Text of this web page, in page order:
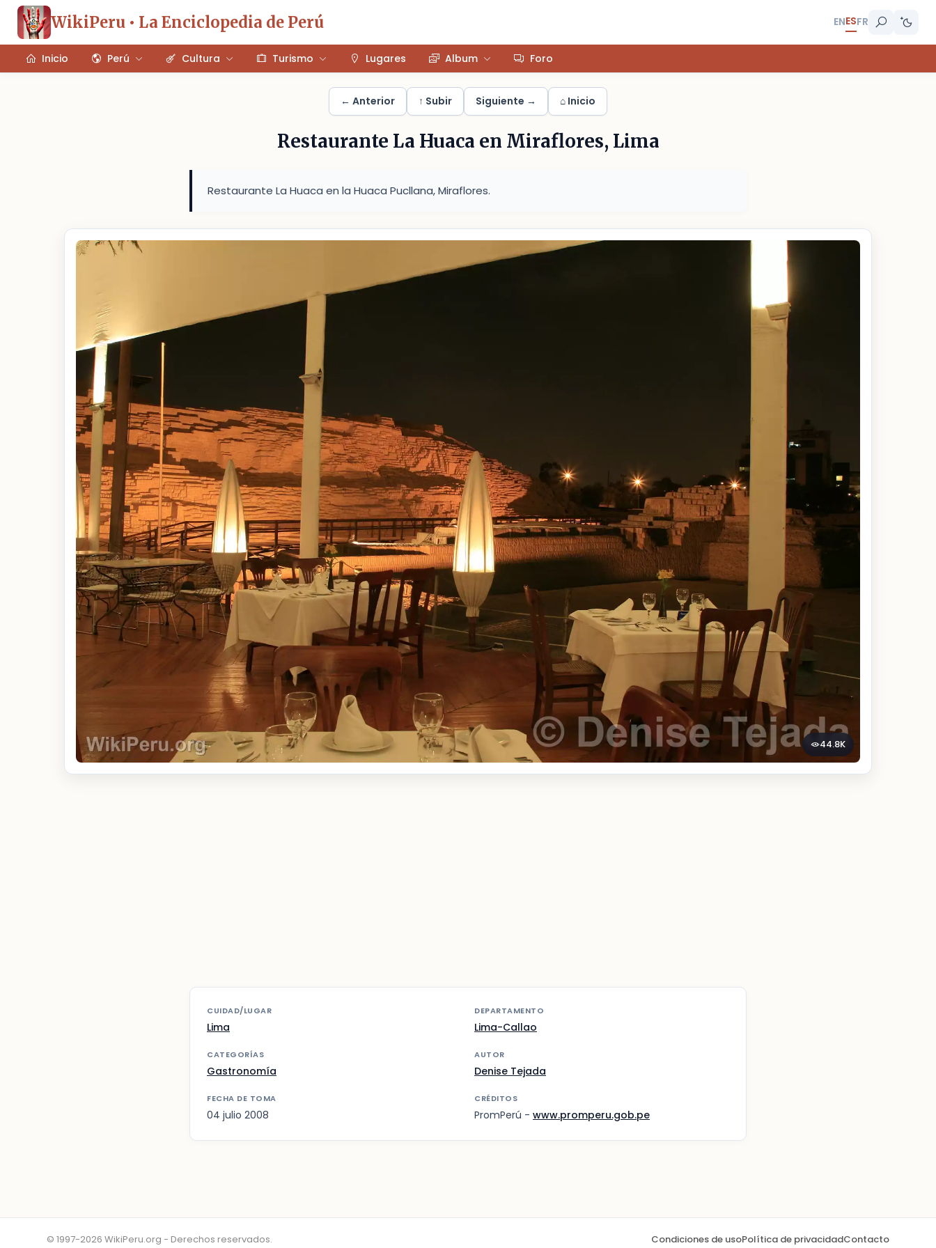
WikiPeru • La Enciclopedia de Perú ENESFR
Inicio Perú Cultura Turismo Lugares Album Foro
← Anterior ↑ Subir Siguiente → ⌂ Inicio
Restaurante La Huaca en Miraflores, Lima
Restaurante La Huaca en la Huaca Pucllana, Miraflores.
44.8K
CUIDAD/LUGAR
Lima
DEPARTAMENTO
Lima-Callao
CATEGORÍAS
Gastronomía
AUTOR
Denise Tejada
FECHA DE TOMA
04 julio 2008
CRÉDITOS
PromPerú - www.promperu.gob.pe
© 1997-2026 WikiPeru.org - Derechos reservados. Condiciones de usoPolítica de privacidadContacto